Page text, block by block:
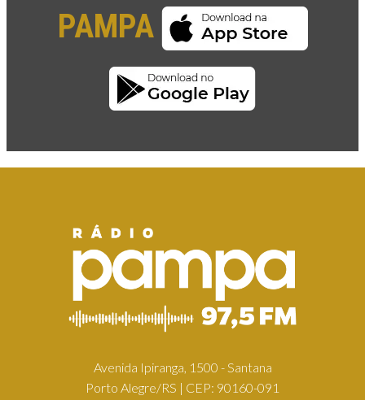
PAMPA
Avenida Ipiranga, 1500 - Santana
Porto Alegre/RS | CEP: 90160-091